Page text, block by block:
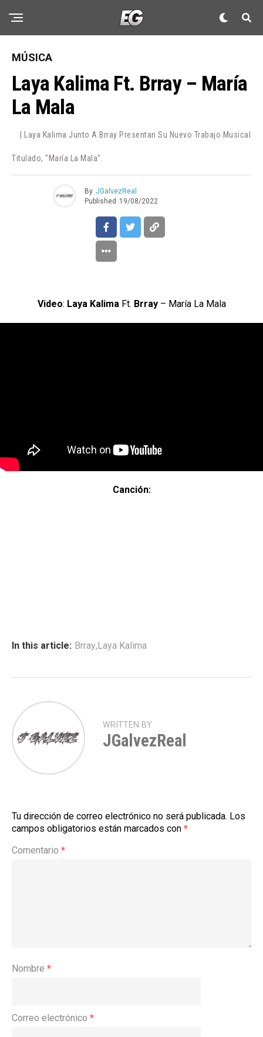
MÚSICA
Laya Kalima Ft. Brray – María
La Mala
| Laya Kalima Junto A Brray Presentan Su Nuevo Trabajo Musical
Titulado, "María La Mala".
By JGalvezReal
Published 19/08/2022
Video: Laya KalimaFt. Brray – María La Mala
Canción:
In this article: Brray,Laya Kalima
WRITTEN BY
JGalvezReal
Tu dirección de correo electrónico no será publicada. Los
campos obligatorios están marcados con *
Comentario *
Nombre *
Correo electrónico *